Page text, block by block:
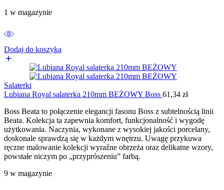
1 w magazynie
Dodaj do koszyka
Salaterki
Lubiana Royal salaterka 210mm BEŻOWY Boss 61,34 zł
Boss Beata to połączenie elegancji fasonu Boss z subtelnością linii
Beata. Kolekcja ta zapewnia komfort, funkcjonalność i wygodę
użytkowania. Naczynia, wykonane z wysokiej jakości porcelany,
doskonale sprawdzą się w każdym wnętrzu. Uwagę przykuwa
ręczne malowanie kolekcji wyraźne obrzeża oraz delikatne wzory,
powstałe niczym po „przyprószeniu” farbą.
9 w magazynie